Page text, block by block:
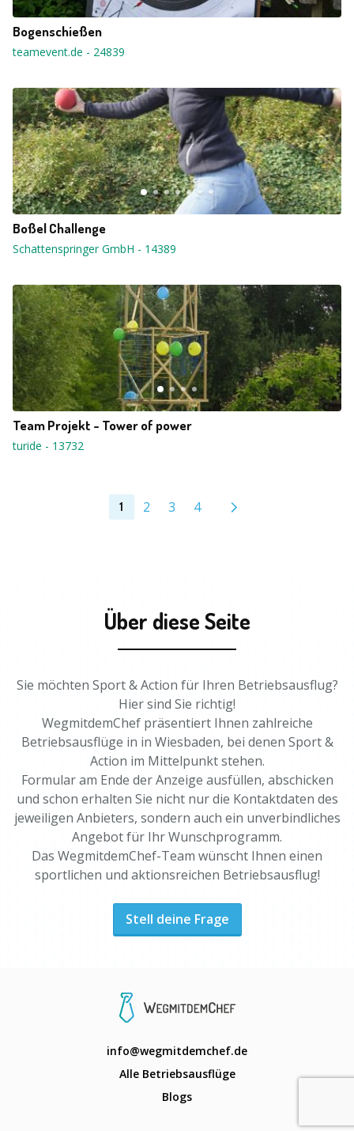
Bogenschießen
teamevent.de - 24839
Boßel Challenge
Schattenspringer GmbH - 14389
Team Projekt - Tower of power
turide - 13732
1 2 3 4
Über diese Seite
Sie möchten Sport & Action für Ihren Betriebsausflug?
Hier sind Sie richtig!
WegmitdemChef präsentiert Ihnen zahlreiche
Betriebsausflüge in in Wiesbaden, bei denen Sport &
Action im Mittelpunkt stehen.
Formular am Ende der Anzeige ausfüllen, abschicken
und schon erhalten Sie nicht nur die Kontaktdaten des
jeweiligen Anbieters, sondern auch ein unverbindliches
Angebot für Ihr Wunschprogramm.
Das WegmitdemChef-Team wünscht Ihnen einen
sportlichen und aktionsreichen Betriebsausflug!
Stell deine Frage
info@wegmitdemchef.de
Alle Betriebsausflüge
Blogs